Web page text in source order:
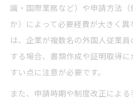
制度改正によるビザ申
東京都での改定後のビ
就労ビザ申請手数料の
行政書士ビザ申請サー
費用改定時のビザ申請準
効率的なビザ申請方法とコ
識・国際業務など）や申請方法
か）によって必要経費が大きく異
は、企業が複数名の外国人従業
する場合、書類作成や証明取得
すい点に注意が必要です。
また、申請時期や制度改正によ